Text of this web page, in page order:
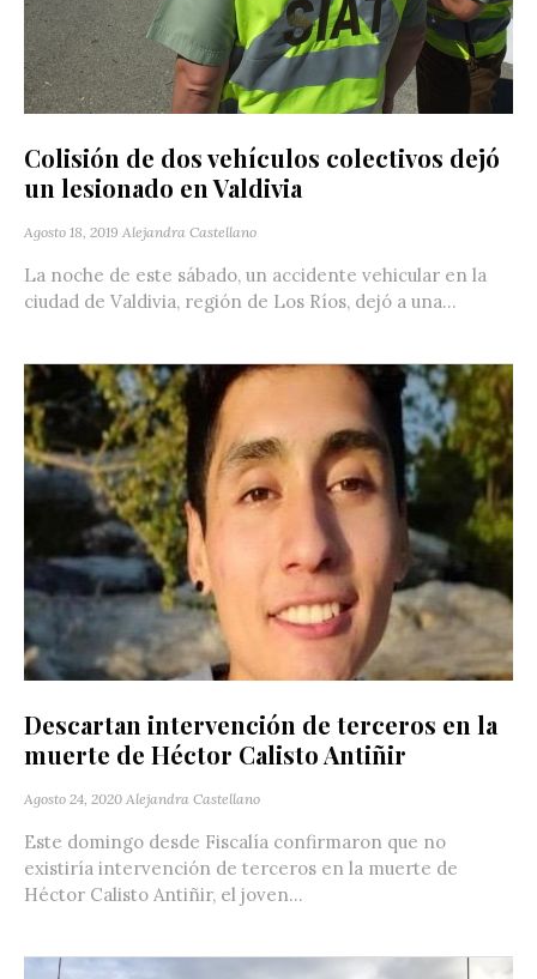
Colisión de dos vehículos colectivos dejó
un lesionado en Valdivia
Agosto 18, 2019 Alejandra Castellano
La noche de este sábado, un accidente vehicular en la
ciudad de Valdivia, región de Los Ríos, dejó a una...
Descartan intervención de terceros en la
muerte de Héctor Calisto Antiñir
Agosto 24, 2020 Alejandra Castellano
Este domingo desde Fiscalía confirmaron que no
existiría intervención de terceros en la muerte de
Héctor Calisto Antiñir, el joven...